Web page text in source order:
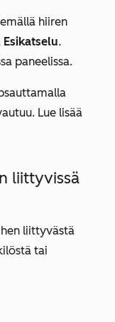
hiiren
Esikatselu.
paneelissa.
Lue lisää
liittyvissä
liittyvästä
tai